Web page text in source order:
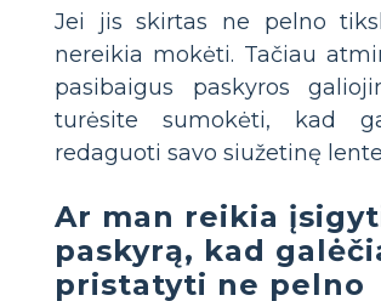
Jei jis skirtas ne pelno
nereikia mokėti. Tačiau
pasibaigus paskyros
turėsite sumokėti, kad
redaguoti savo siužetinę
Ar man reikia
paskyrą, kad
pristatyti ne pelno